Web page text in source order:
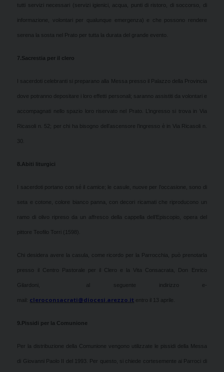
tutti servizi necessari (servizi igienici, acqua, punti di ristoro, di soccorso, di
informazione, volontari per qualunque emergenza) e che possono rendere
serena la sosta nel Prato per tutta la durata del grande evento.
7.Sacrestia per il clero
I sacerdoti celebranti si preparano alla Messa presso il Palazzo della Provincia
dove potranno depositare i loro effetti personali; saranno assistiti da volontari e
accompagnati nello spazio loro riservato nel Prato. L’ingresso si trova in Via
Ricasoli n. 52; per chi ha bisogno dell’ascensore l’ingresso è in Via Ricasoli n.
30.
8.Abiti liturgici
I sacerdoti portano con sé il camice; le casule, nuove per l’occasione, sono di
seta e cotone, colore bianco panna, con decori ricamati che riproducono un
ramo di olivo ripreso da un affresco della cappella dell’Episcopio, opera del
pittore Teofilo Torri (1598).
Chi desidera avere la casula, come ricordo per la Parrocchia, può prenotarla
presso il Centro Pastorale per il Clero e la Vita Consacrata, Don Enrico
Gilardoni, al seguente indirizzo e-
mail: cleroconsacrati@diocesi.arezzo.it entro il 13 aprile.
9.Pissidi per la Comunione
Per la distribuzione della Comunione vengono utilizzate le pissidi della Messa
di Giovanni Paolo II del 1993. Per questo, si chiede cortesemente ai Parroci di